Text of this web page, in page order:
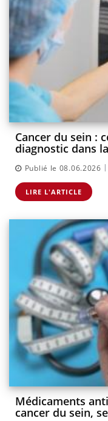
Cancer du sein :
diagnostic dans
Publié le 08.06.2026 |
LIRE L'ARTICLE
Médicaments
cancer du sein,